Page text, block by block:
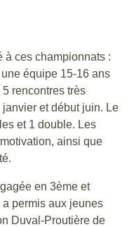
à ces championnats :
équipe 15-16 ans
rencontres très
et début juin. Le
et 1 double. Les
ainsi que
en 3ème et
permis aux jeunes
Duval-Proutière de